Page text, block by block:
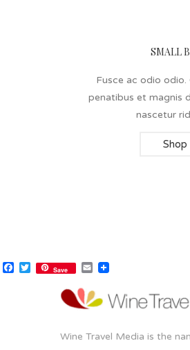
SMALL
Fusce ac odio
penatibus et magnis
nascetur
Facebook
Twitter
Save Email
Wine Travel Media is the